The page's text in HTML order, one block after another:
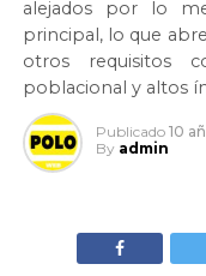
alejados por lo
principal, lo que
otros requisitos
poblacional y altos
Publicado 10
By admin